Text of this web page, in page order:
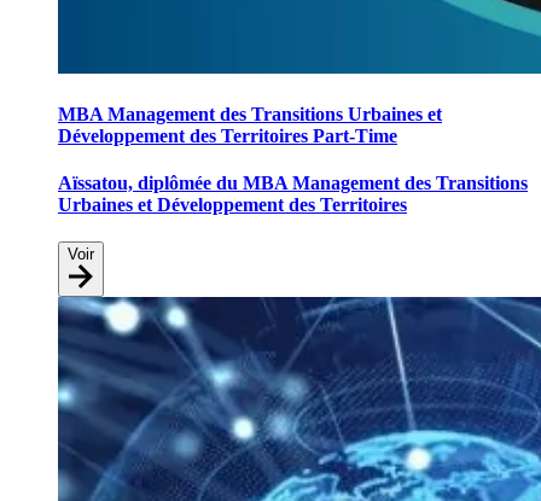
MBA Management des Transitions Urbaines et
Développement des Territoires Part-Time
Aïssatou, diplômée du MBA Management des Transitions
Urbaines et Développement des Territoires
Voir